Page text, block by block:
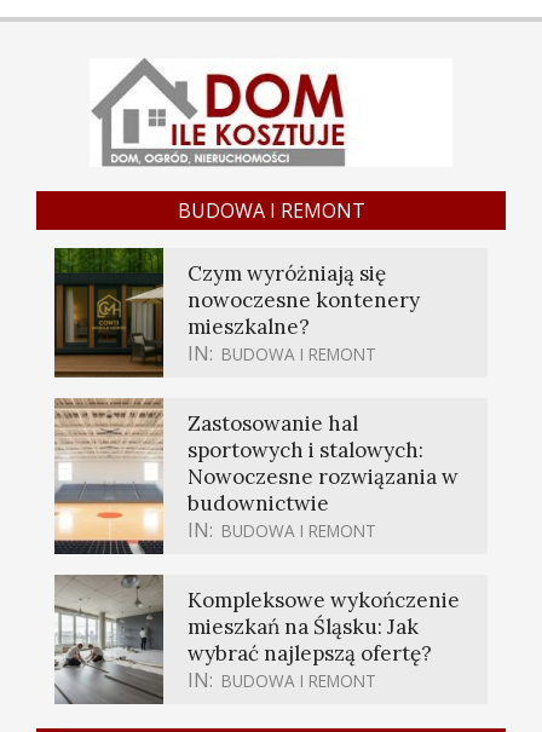
BUDOWA I REMONT
Czym wyróżniają się
nowoczesne kontenery
mieszkalne?
IN: BUDOWA I REMONT
Zastosowanie hal
sportowych i stalowych:
Nowoczesne rozwiązania w
budownictwie
IN: BUDOWA I REMONT
Kompleksowe wykończenie
mieszkań na Śląsku: Jak
wybrać najlepszą ofertę?
IN: BUDOWA I REMONT